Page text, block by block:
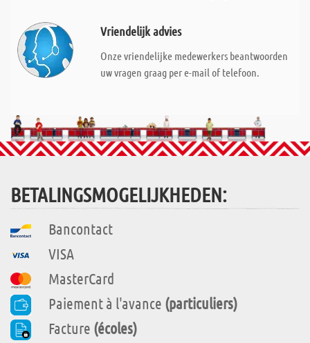
Vriendelijk advies
Onze vriendelijke medewerkers beantwoorden
uw vragen graag per e-mail of telefoon.
BETALINGSMOGELIJKHEDEN:
Bancontact
VISA
MasterCard
Paiement à l'avance (particuliers)
Facture (écoles)